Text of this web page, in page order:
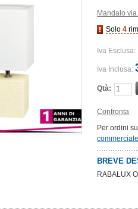
Mandalo
Solo4
Iva Esclusa:
Iva Inclusa:
Qtà:
Confronta
Per ordini
BREVE
RABALUX